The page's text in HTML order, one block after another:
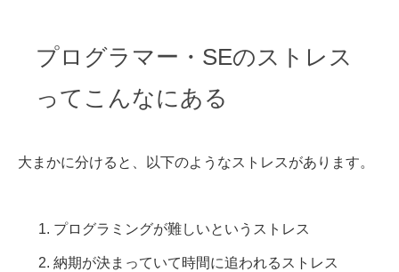
プログラマー・SEのストレス
ってこんなにある
大まかに分けると、以下のようなストレスがあります。
プログラミングが難しいというストレス
納期が決まっていて時間に追われるストレス